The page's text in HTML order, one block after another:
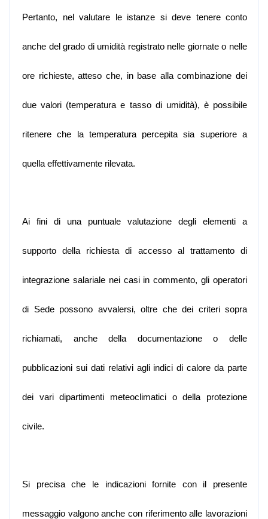
Pertanto, nel valutare le istanze si deve tenere conto
anche del grado di umidità registrato nelle giornate o nelle
ore richieste, atteso che, in base alla combinazione dei
due valori (temperatura e tasso di umidità), è possibile
ritenere che la temperatura percepita sia superiore a
quella effettivamente rilevata.
Ai fini di una puntuale valutazione degli elementi a
supporto della richiesta di accesso al trattamento di
integrazione salariale nei casi in commento, gli operatori
di Sede possono avvalersi, oltre che dei criteri sopra
richiamati, anche della documentazione o delle
pubblicazioni sui dati relativi agli indici di calore da parte
dei vari dipartimenti meteoclimatici o della protezione
civile.
Si precisa che le indicazioni fornite con il presente
messaggio valgono anche con riferimento alle lavorazioni